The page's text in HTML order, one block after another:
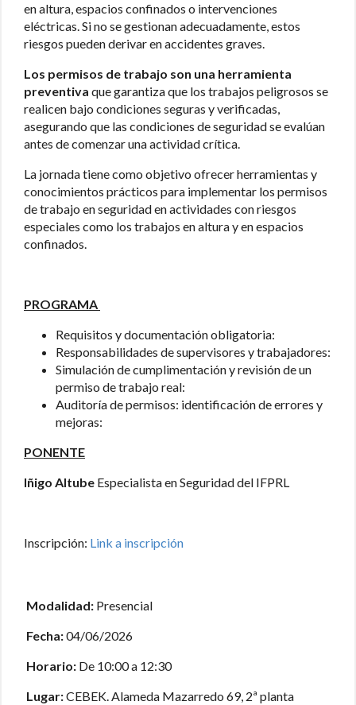
en altura, espacios confinados o intervenciones
eléctricas. Si no se gestionan adecuadamente, estos
riesgos pueden derivar en accidentes graves.
Los permisos de trabajo son una herramienta
preventiva que garantiza que los trabajos peligrosos se
realicen bajo condiciones seguras y verificadas,
asegurando que las condiciones de seguridad se evalúan
antes de comenzar una actividad crítica.
La jornada tiene como objetivo ofrecer herramientas y
conocimientos prácticos para implementar los permisos
de trabajo en seguridad en actividades con riesgos
especiales como los trabajos en altura y en espacios
confinados.
PROGRAMA
Requisitos y documentación obligatoria:
Responsabilidades de supervisores y trabajadores:
Simulación de cumplimentación y revisión de un
permiso de trabajo real:
Auditoría de permisos: identificación de errores y
mejoras:
PONENTE
Iñigo Altube Especialista en Seguridad del IFPRL
Inscripción: Link a inscripción
Modalidad: Presencial
Fecha:04/06/2026
Horario: De 10:00 a 12:30
Lugar:CEBEK. Alameda Mazarredo 69, 2ª planta